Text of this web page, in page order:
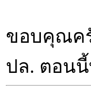
ขอบคุณค
ปล. ตอน